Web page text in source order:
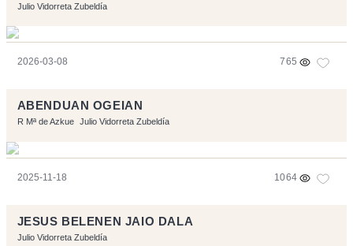
Julio Vidorreta Zubeldía
2026-03-08 765
ABENDUAN OGEIAN
R Mª de Azkue Julio Vidorreta Zubeldía
2025-11-18 1064
JESUS BELENEN JAIO DALA
Julio Vidorreta Zubeldía